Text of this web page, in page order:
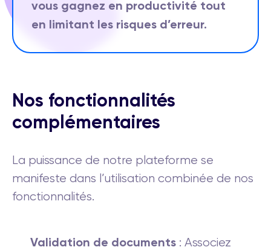
vous gagnez en productivité tout
en limitant les risques d’erreur.
Nos fonctionnalités
complémentaires
La puissance de notre plateforme se
manifeste dans l’utilisation combinée de nos
fonctionnalités.
Validation de documents : Associez